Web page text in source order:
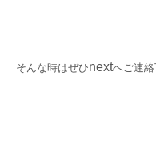
そんな時はぜひnextへご連絡